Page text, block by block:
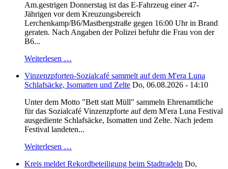
Am.gestrigen Donnerstag ist das E-Fahrzeug einer 47-
Jährigen vor dem Kreuzungsbereich
Lerchenkamp/B6/Mastbergstraße gegen 16:00 Uhr in Brand
geraten. Nach Angaben der Polizei befuhr die Frau von der
B6...
Weiterlesen …
Vinzenzpforten-Sozialcafé sammelt auf dem M'era Luna
Schlafsäcke, Isomatten und Zelte Do, 06.08.2026 - 14:10
Unter dem Motto "Bett statt Müll" sammeln Ehrenamtliche
für das Sozialcafé Vinzenzpforte auf dem M'era Luna Festival
ausgediente Schlafsäcke, Isomatten und Zelte. Nach jedem
Festival landeten...
Weiterlesen …
Kreis meldet Rekordbeteiligung beim Stadtradeln Do,